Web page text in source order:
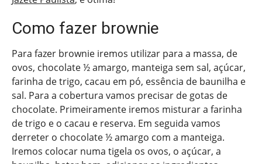
Como fazer brownie
Para fazer brownie iremos utilizar para a massa, de
ovos, chocolate ½ amargo, manteiga sem sal, açúcar,
farinha de trigo, cacau em pó, essência de baunilha e
sal. Para a cobertura vamos precisar de gotas de
chocolate. Primeiramente iremos misturar a farinha
de trigo e o cacau e reserva. Em seguida vamos
derreter o chocolate ½ amargo com a manteiga.
Iremos colocar numa tigela os ovos, o açúcar, a